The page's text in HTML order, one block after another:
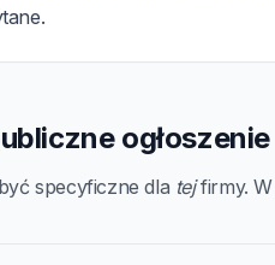
ogłoszenie
specyficzne dla tejfirmy. W